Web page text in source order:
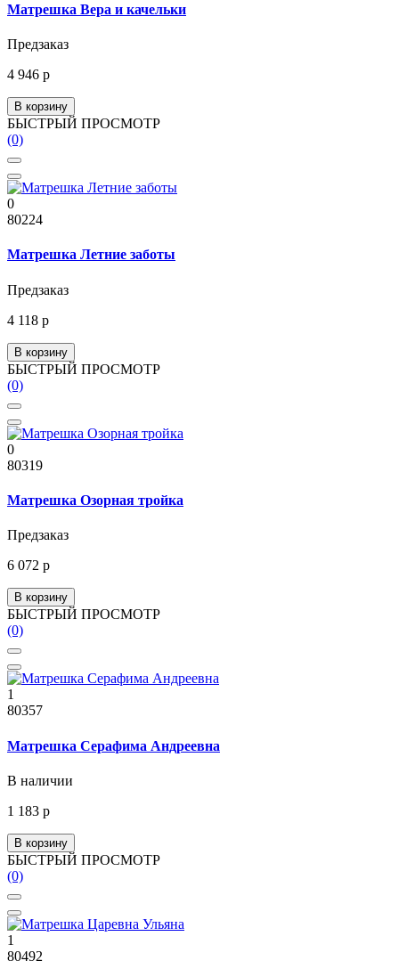
Матрешка Вера и качельки
Предзаказ
4 946 р
В корзину
БЫСТРЫЙ ПРОСМОТР
(0)
0
80224
Матрешка Летние заботы
Предзаказ
4 118 р
В корзину
БЫСТРЫЙ ПРОСМОТР
(0)
0
80319
Матрешка Озорная тройка
Предзаказ
6 072 р
В корзину
БЫСТРЫЙ ПРОСМОТР
(0)
1
80357
Матрешка Серафима Андреевна
В наличии
1 183 р
В корзину
БЫСТРЫЙ ПРОСМОТР
(0)
1
80492